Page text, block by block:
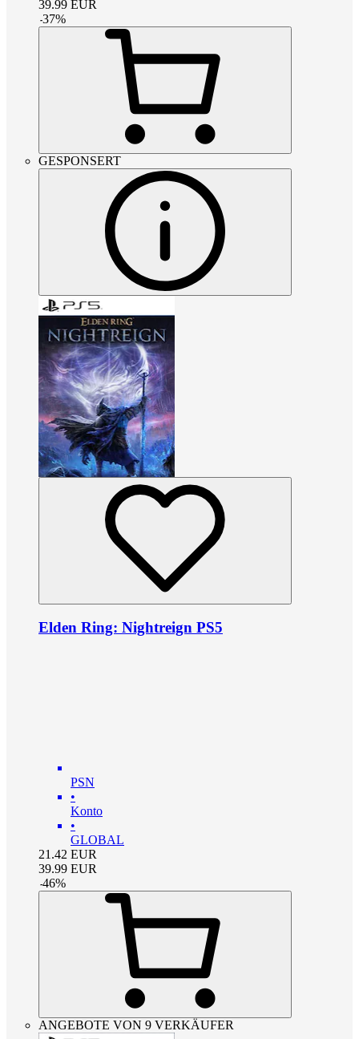
39.99 EUR
-37%
GESPONSERT
Elden Ring: Nightreign PS5
PSN
•
Konto
•
GLOBAL
21.42 EUR
39.99 EUR
-46%
ANGEBOTE VON 9 VERKÄUFER